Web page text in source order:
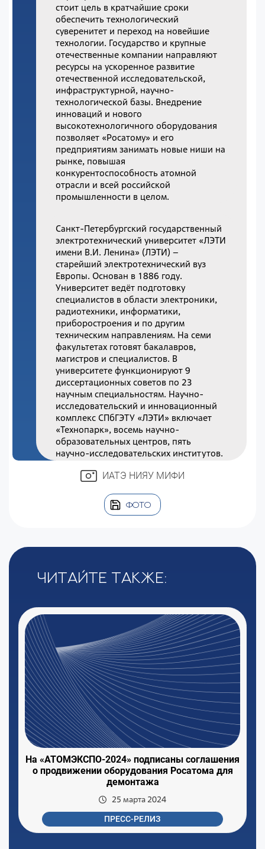
стоит цель в кратчайшие сроки
обеспечить технологический
суверенитет и переход на новейшие
технологии. Государство и крупные
отечественные компании направляют
ресурсы на ускоренное развитие
отечественной исследовательской,
инфраструктурной, научно-
технологической базы. Внедрение
инноваций и нового
высокотехнологичного оборудования
позволяет «Росатому» и его
предприятиям занимать новые ниши на
рынке, повышая
конкурентоспособность атомной
отрасли и всей российской
промышленности в целом.
Санкт-Петербургский государственный
электротехнический университет «ЛЭТИ
имени В.И. Ленина» (ЛЭТИ) –
старейший электротехнический вуз
Европы. Основан в 1886 году.
Университет ведёт подготовку
специалистов в области электроники,
радиотехники, информатики,
приборостроения и по другим
техническим направлениям. На семи
факультетах готовят бакалавров,
магистров и специалистов. В
университете функционируют 9
диссертационных советов по 23
научным специальностям. Научно-
исследовательский и инновационный
комплекс СПбГЭТУ «ЛЭТИ» включает
«Технопарк», восемь научно-
образовательных центров, пять
научно-исследовательских институтов.
ИАТЭ НИЯУ МИФИ
ФОТО
Читайте также:
На «АТОМЭКСПО-2024» подписаны соглашения
о продвижении оборудования Росатома для
демонтажа
25 марта 2024
ПРЕСС-РЕЛИЗ